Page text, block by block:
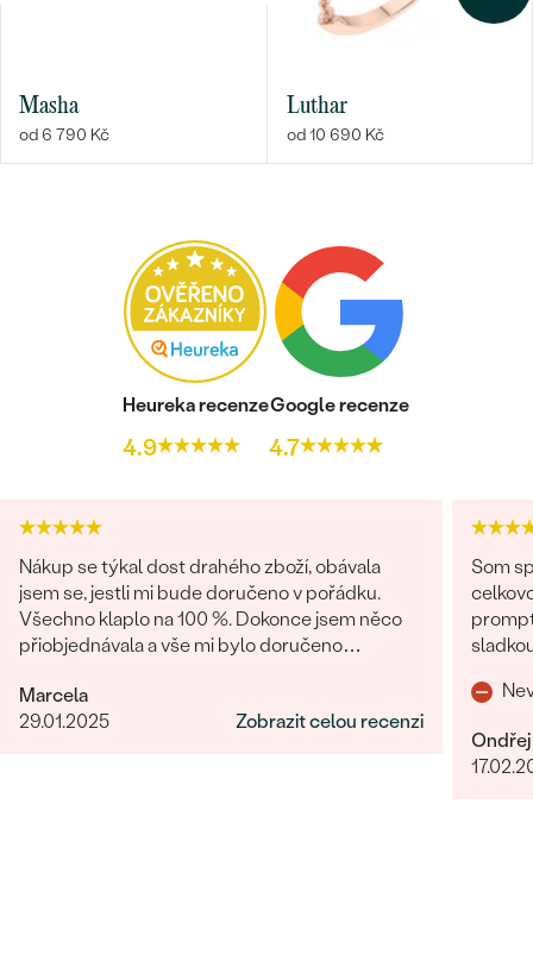
Masha
od 6 790 Kč
Luthar
od 10 690 Kč
Heureka recenze
4.9
Google recenze
4.7
Nákup se týkal dost drahého zboží, obávala
jsem se, jestli mi bude doručeno v pořádku.
Všechno klaplo na 100 %. Dokonce jsem něco
přiobjednávala a vše mi bylo doručeno
doporučit.
Marcela
29.01.2025
Zobrazit celou recenzi
Som
promptná. Tovar prišiel pekne
Ondřej